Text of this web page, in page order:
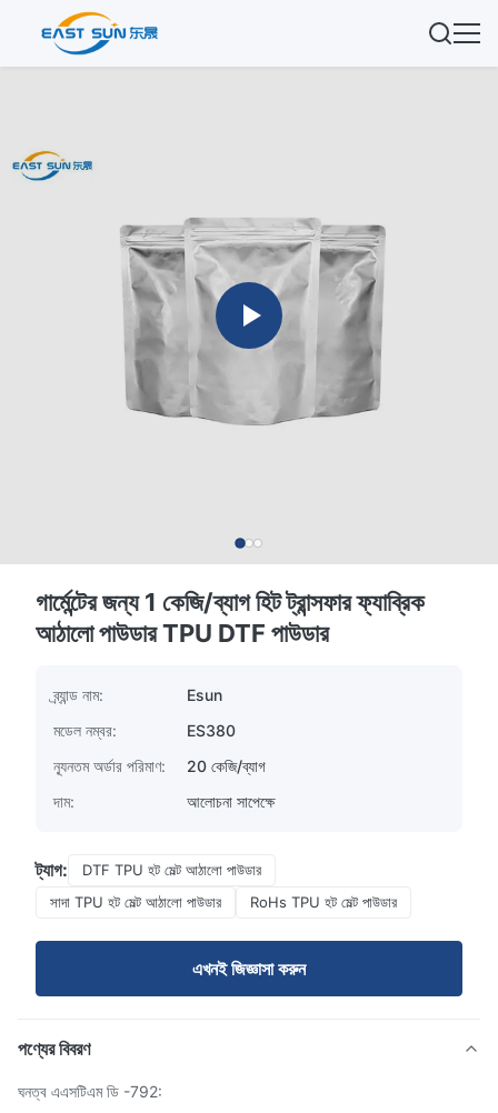
গার্মেন্টের জন্য 1 কেজি/ব্যাগ হিট ট্রান্সফার ফ্যাব্রিক
আঠালো পাউডার TPU DTF পাউডার
ব্র্যান্ড নাম:
Esun
মডেল নম্বর:
ES380
ন্যূনতম অর্ডার পরিমাণ:
20 কেজি/ব্যাগ
দাম:
আলোচনা সাপেক্ষে
ট্যাগ:
DTF TPU হট মেল্ট আঠালো পাউডার
সাদা TPU হট মেল্ট আঠালো পাউডার
RoHs TPU হট মেল্ট পাউডার
এখনই জিজ্ঞাসা করুন
পণ্যের বিবরণ
ঘনত্ব এএসটিএম ডি -792: